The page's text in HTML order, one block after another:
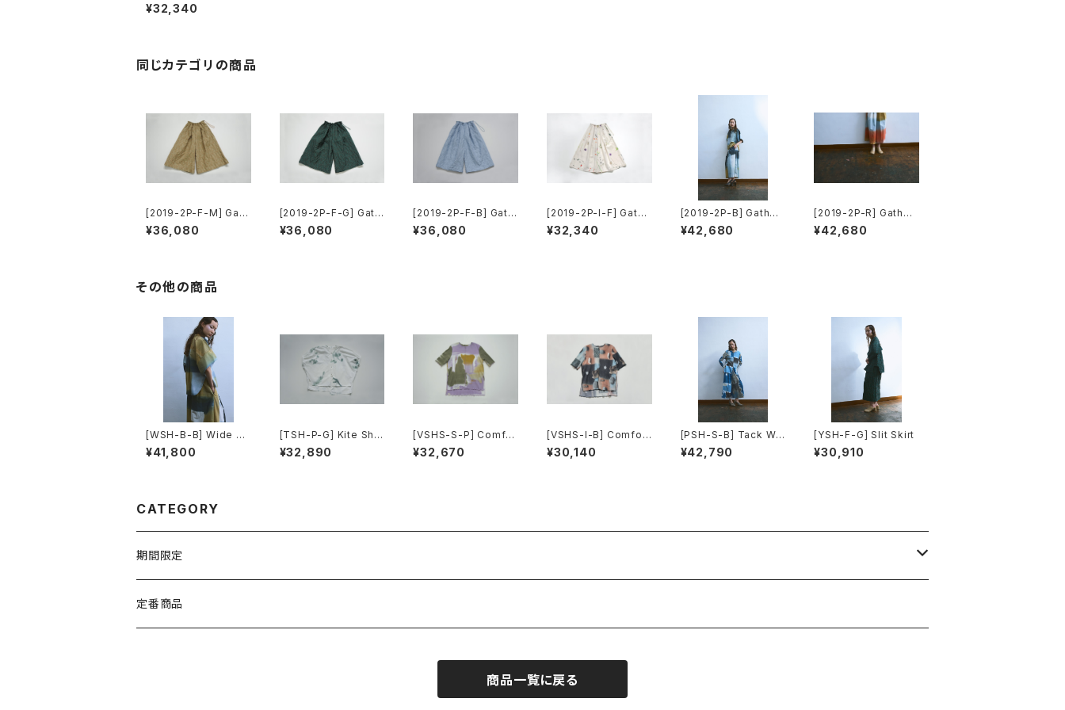
er Wide Pants
¥32,340
同じカテゴリの商品
[2019-2P-F-M] Gath
er Wide Pants
¥36,080
[2019-2P-F-G] Gath
er Wide Pants
¥36,080
[2019-2P-F-B] Gath
er Wide Pants
¥36,080
[2019-2P-I-F] Gathe
r Wide Pants
¥32,340
[2019-2P-B] Gather
Wide Pants
¥42,680
[2019-2P-R] Gather
Wide Pants
¥42,680
その他の商品
[WSH-B-B] Wide Sl
eeve Shirts
¥41,800
[TSH-P-G] Kite Shir
ts
¥32,890
[VSHS-S-P] Comfor
table Tops(Short Sl
eeve)
¥32,670
[VSHS-I-B] Comfort
able Tops(Short Sle
eve)
¥30,140
[PSH-S-B] Tack Wi
de Pants
¥42,790
[YSH-F-G] Slit Skirt
¥30,910
CATEGORY
期間限定
TEXTILE
定番商品
商品一覧に戻る